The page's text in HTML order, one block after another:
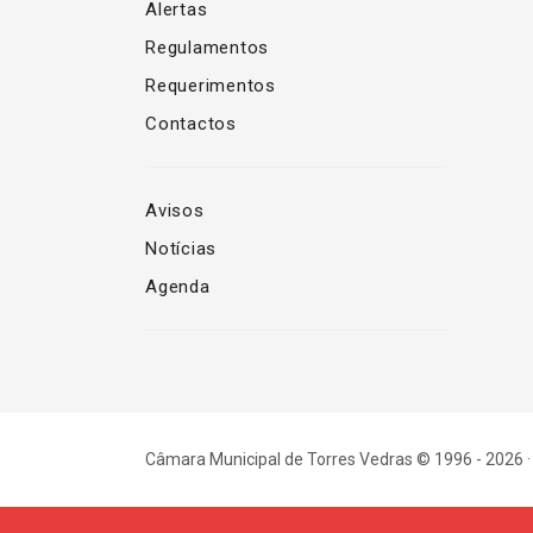
Alertas
Regulamentos
Requerimentos
Contactos
Avisos
Notícias
Agenda
Câmara Municipal de Torres Vedras © 1996 - 2026